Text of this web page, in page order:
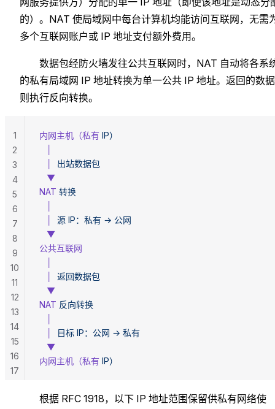
的）。NAT 使局域网中每台计算机均能访问互联网，无需
多个互联网账户或 IP 地址支付额外费用。
数据包经防火墙发往公共互联网时，NAT 自动将各系
的私有局域网 IP 地址转换为单一公共 IP 地址。返回的数
则执行反向转换。
内网主机（私有 IP）
  出站数据包
   ▼
NAT 转换
  源
IP：私有 → 公网
   ▼
公共互联网
  返回数据包
   ▼
NAT 反向转换
  目标
IP：公网 → 私有
   ▼
内网主机（私有 IP）
1
2
3
4
5
6
7
8
9
10
11
12
13
14
15
16
17
根据 RFC 1918，以下 IP 地址范围保留供私有网络使